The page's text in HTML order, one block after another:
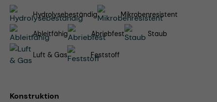
Hydrolysebeständig Mikrobenresistent
Ableitfähig Abriebfest Staub
Luft & Gas Feststoff
Konstruktion